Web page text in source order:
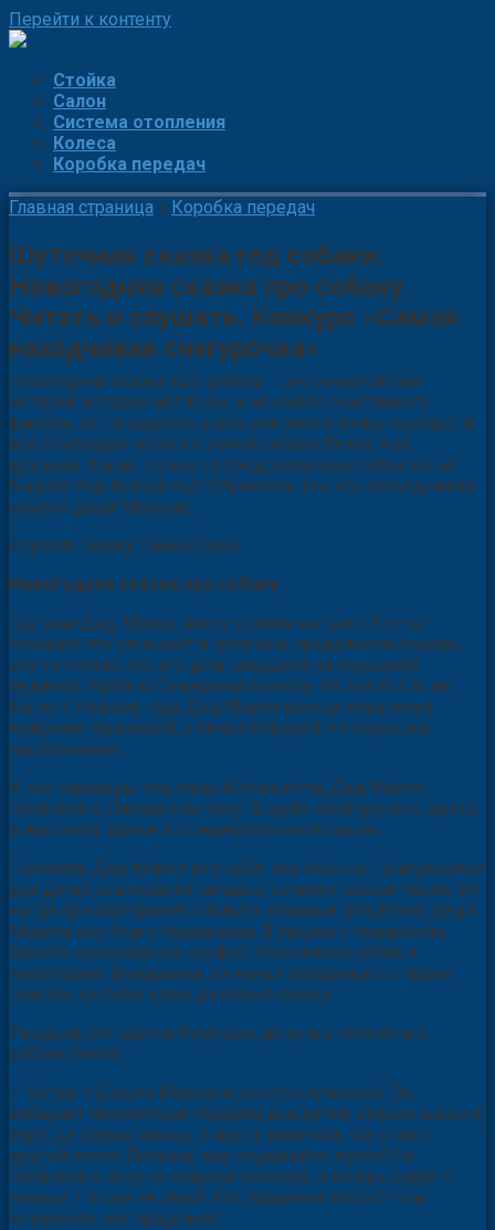
Перейти к контенту
Стойка
Салон
Система отопления
Колеса
Коробка передач
Главная страница » Коробка передач
Шуточная сказка год собаки.
Новогодняя сказка про собаку.
Читать и слушать. Конкурс «Самая
находчивая снегурочка»
Новогодняя сказка про собаку — это невероятная
история, которая могла бы и не иметь счастливого
финала, но, на радость всем, она закончилась хорошо. А
всё благодаря чуткой и умной собаке Ветке и её
друзьям. Каких только непредсказуемых событий не
бывает под Новый год! Случилось так, что заколдовали
самого Деда Мороза!..
Слушать сказку (5мин32сек)
Новогодняя сказка про собаку
Где жил Дед Мороз, никто толком не знал. Кто-то
говорил, что он живёт в далёком-предалёком городе,
кто-то считал, что его дом находится за огромной
ледяной горой на Северном полюсе. Но как бы то ни
было, к Новому году Дед Мороз всегда появлялся
вовремя. Красивый, с белой бородой и с хорошим
настроением.
И вот однажды под самый Новый год Дед Мороз
появился в Лазоревом лесу. В шубе жемчужного цвета,
в высокой шапке и с серебристым посохом.
Поначалу Дед Мороз вёл себя, как обычно. Придумывал
для детей новогодние загадки, сочинял новые песни. Но
когда пришло время собирать подарки для детей, Деда
Мороза как будто подменили. В мешок с подарками
вместо шоколадных конфет, плюшевых собак и
новогодних фонариков, он начал складывать старые
шишки, кусочки коры да серые камни.
Увидела это сорока Кумушка, ахнула и полетела к
собаке Ветке.
— Ветка, с Дедом Морозом что-то случилось! Он
собирает непонятные подарки для детей: старые шишки,
кору, да серые камни, и ещё я заметила, что у него
другой посох. Похоже, ему подменили посох! Он
появился в лесу со старым посохом, а теперь ходит с
новым – и сам не свой! Кто подменил посох? Чьи,
интересно, это проделки?